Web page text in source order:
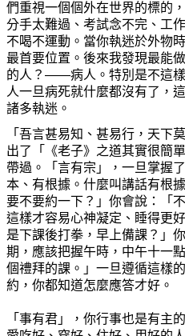
們重視一個個外在世界的標的
分手太難過、考試念不完、工
不喝不運動。當你執迷於外物
最首要位置。後來我發現最能
的人？ ——病人。特別是不這
人一旦病死就什麼都沒有了，
諸多執迷。
「吾言甚易知、甚易行，天下
出了「《老子》之道其實很簡
帶過。「言有宗」，一旦掌握
本、有根據。什麼叫講話有根
要不要約一下？」你會說：「
這樣才容易心神凝定、睡得更
是下課後打拳，早上備課？」
期，應該把握午時，中午十一
個禮拜的課。」一旦遵循這樣
約，你都知道怎麼應答才好。
「事有君」，你行事也是有主